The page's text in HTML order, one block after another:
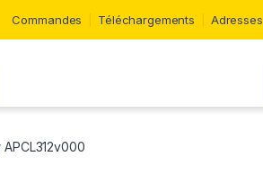
Commandes Téléchargements Adresses